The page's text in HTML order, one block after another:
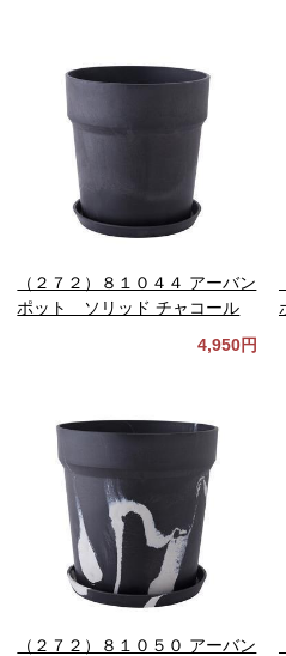
（２７２）８１０４４ アーバン
ポット ソリッド チャコール
4,950円
（２７２）８１０５０ アーバン